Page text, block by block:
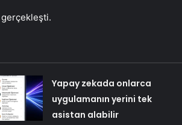
gerçekleşti.
Yapay zekada onlarca
uygulamanın yerini tek
asistan alabilir